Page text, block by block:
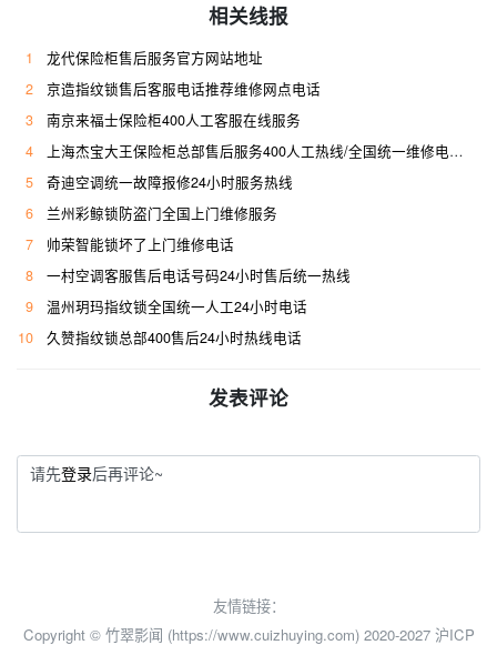
相关线报
1
龙代保险柜售后服务官方网站地址
2
京造指纹锁售后客服电话推荐维修网点电话
3
南京来福士保险柜400人工客服在线服务
4
上海杰宝大王保险柜总部售后服务400人工热线/全国统一维修电话是多少
5
奇迪空调统一故障报修24小时服务热线
6
兰州彩鲸锁防盗门全国上门维修服务
7
帅荣智能锁坏了上门维修电话
8
一村空调客服售后电话号码24小时售后统一热线
9
温州玥玛指纹锁全国统一人工24小时电话
10
久赞指纹锁总部400售后24小时热线电话
发表评论
请先登录后再评论~
友情链接：
Copyright © 竹翠影闻 (https://www.cuizhuying.com) 2020-2027 沪ICP